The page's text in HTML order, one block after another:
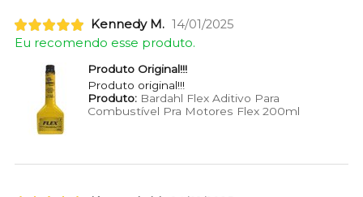
Kennedy M. 14/01/2025
Eu recomendo esse produto.
Produto Original!!!
Produto original!!!
Produto:Bardahl Flex Aditivo Para
Combustível Pra Motores Flex 200ml